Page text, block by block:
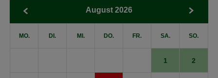
August 2026
MO. DI. MI. DO. FR. SA. SO.
1 2